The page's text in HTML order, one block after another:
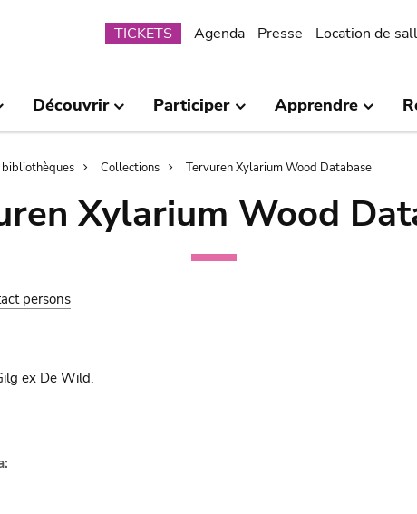
Submenu
TICKETS Agenda Presse Location de
Découvrir Participer Apprendre
Collections Tervuren Xylarium Wood Database
Xylarium Wood
persons
ex De Wild.